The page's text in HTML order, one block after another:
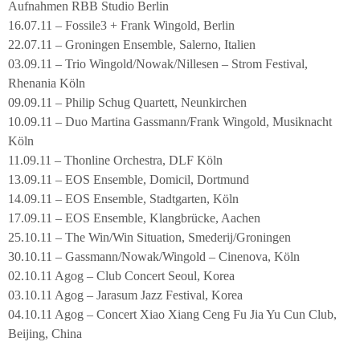
Aufnahmen RBB Studio Berlin
16.07.11 – Fossile3 + Frank Wingold, Berlin
22.07.11 – Groningen Ensemble, Salerno, Italien
03.09.11 – Trio Wingold/Nowak/Nillesen – Strom Festival,
Rhenania Köln
09.09.11 – Philip Schug Quartett, Neunkirchen
10.09.11 – Duo Martina Gassmann/Frank Wingold, Musiknacht
Köln
11.09.11 – Thonline Orchestra, DLF Köln
13.09.11 – EOS Ensemble, Domicil, Dortmund
14.09.11 – EOS Ensemble, Stadtgarten, Köln
17.09.11 – EOS Ensemble, Klangbrücke, Aachen
25.10.11 – The Win/Win Situation, Smederij/Groningen
30.10.11 – Gassmann/Nowak/Wingold – Cinenova, Köln
02.10.11 Agog – Club Concert Seoul, Korea
03.10.11 Agog – Jarasum Jazz Festival, Korea
04.10.11 Agog – Concert Xiao Xiang Ceng Fu Jia Yu Cun Club,
Beijing, China